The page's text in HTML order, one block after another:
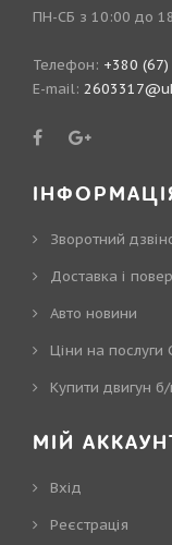
ПН-СБ з 10:00 до
Телефон: +380
E-mail:
Зворотний
Доставка і
Авто новини
Ціни на послуги
Купити двигун б/
МІЙ
Вхід
Реєстрація